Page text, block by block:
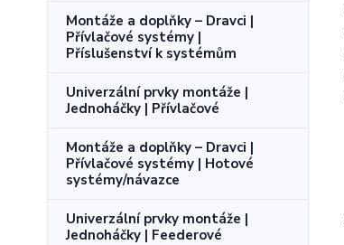
Montáže a doplňky – Dravci |
Přívlačové systémy |
Příslušenství k systémům
Univerzální prvky montáže |
Jednoháčky | Přívlačové
Montáže a doplňky – Dravci |
Přívlačové systémy | Hotové
systémy/návazce
Univerzální prvky montáže |
Jednoháčky | Feederové